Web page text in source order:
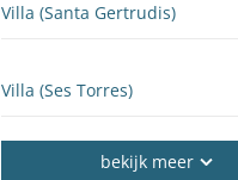
Villa (Santa Gertrudis)
Villa (Ses Torres)
Villa (Roca Llisa)
Villa (Sa Carroca)bekijk meer